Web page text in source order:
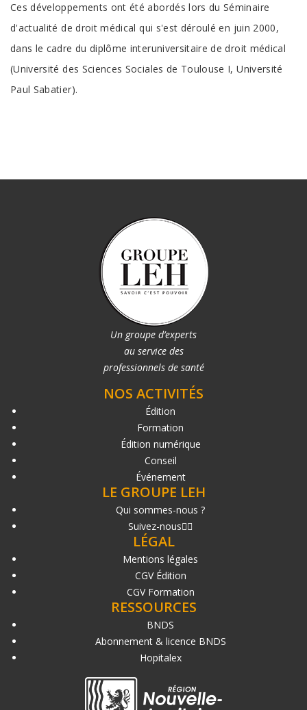
Ces développements ont été abordés lors du Séminaire
d'actualité de droit médical qui s'est déroulé en juin 2000,
dans le cadre du diplôme interuniversitaire de droit médical
(Université des Sciences Sociales de Toulouse I, Université
Paul Sabatier).
Un groupe d’experts
au service des
professionnels de santé
NOS ACTIVITÉS
Édition
Formation
Édition numérique
Conseil
Événement
LE GROUPE LEH
Qui sommes-nous ?
Suivez-nous
LÉGAL
Mentions légales
CGV Édition
CGV Formation
RESSOURCES
BNDS
Abonnement & licence BNDS
Hopitalex